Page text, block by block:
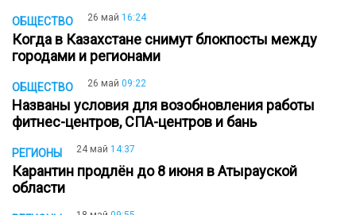
ОБЩЕСТВО 26 май 16:24
Когда в Казахстане снимут блокпосты между
городами и регионами
ОБЩЕСТВО 26 май 09:22
Названы условия для возобновления работы
фитнес-центров, СПА-центров и бань
РЕГИОНЫ 24 май 14:37
Карантин продлён до 8 июня в Атырауской
области